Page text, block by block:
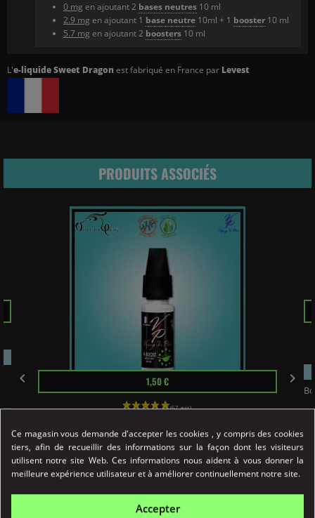
0 mg en ajoutant 2 bases neutres 10 ml
2.9 mg en ajoutant 1 base neutre 10ml + 1 booster 10 ml
5.7 mg en ajoutant 2 boosters 10 ml
L'e-liquide Sweet Dragonest fabriqué en France par Levest
PRODUITS ASSOCIÉS
 Prix 1,50 €
Booster Nicotine N-BOOST...
Le booster de nicotine N-BOOST VIP, fabriqué par
Vaping...
Détail

Ce magasin vous demande d'accepter les cookies , y compris des cookies
tiers, afin de recueillir des informations sur la façon dont les visiteurs
utilisent notre site Web. Ces informations nous aident à vous donner la
meilleure expérience utilisateur et à améliorer continuellement notre site.
Accepter